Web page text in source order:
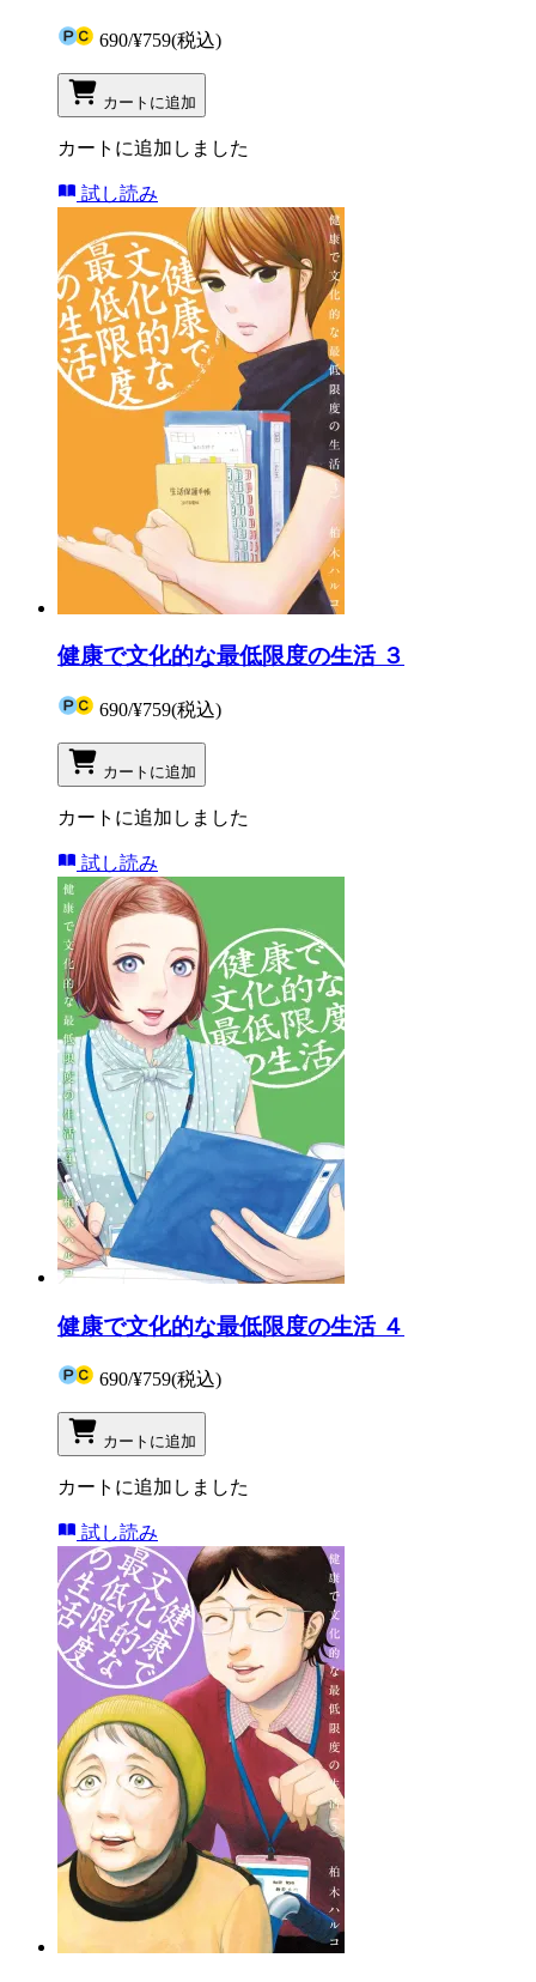
690/¥759(税込)
カートに追加
カートに追加しました
試し読み
健康で文化的な最低限度の生活 ３
690/¥759(税込)
カートに追加
カートに追加しました
試し読み
健康で文化的な最低限度の生活 ４
690/¥759(税込)
カートに追加
カートに追加しました
試し読み